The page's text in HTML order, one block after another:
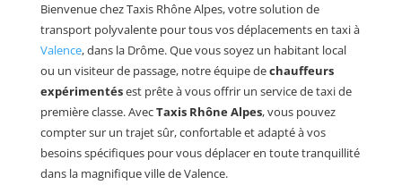
Bienvenue chez Taxis Rhône Alpes, votre solution de
transport polyvalente pour tous vos déplacements en taxi à
Valence, dans la Drôme. Que vous soyez un habitant local
ou un visiteur de passage, notre équipe dechauffeurs
expérimentésest prête à vous offrir un service de taxi de
première classe. AvecTaxis Rhône Alpes, vous pouvez
compter sur un trajet sûr, confortable et adapté à vos
besoins spécifiques pour vous déplacer en toute tranquillité
dans la magnifique ville de Valence.